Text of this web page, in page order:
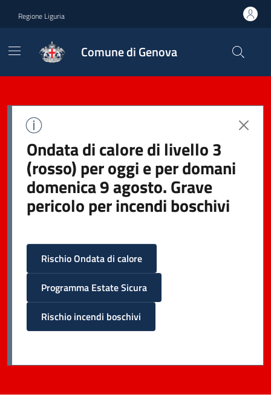
Regione Liguria
Comune di Genova
Ondata di calore di livello 3
(rosso) per oggi e per domani
domenica 9 agosto. Grave
pericolo per incendi boschivi
Rischio Ondata di calore
Programma Estate Sicura
Rischio incendi boschivi